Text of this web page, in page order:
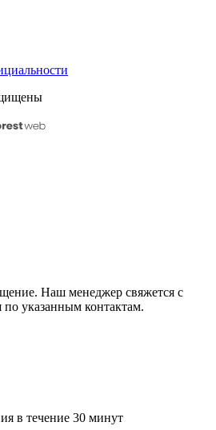
Наш менеджер свяжется с
указанным контактам.
в течение 30 минут